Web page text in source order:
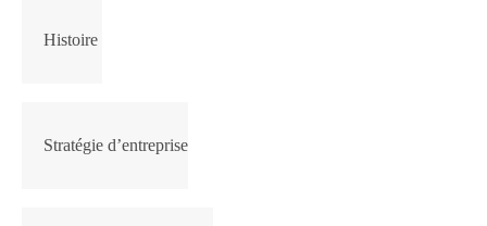
Histoire
Stratégie d’entreprise